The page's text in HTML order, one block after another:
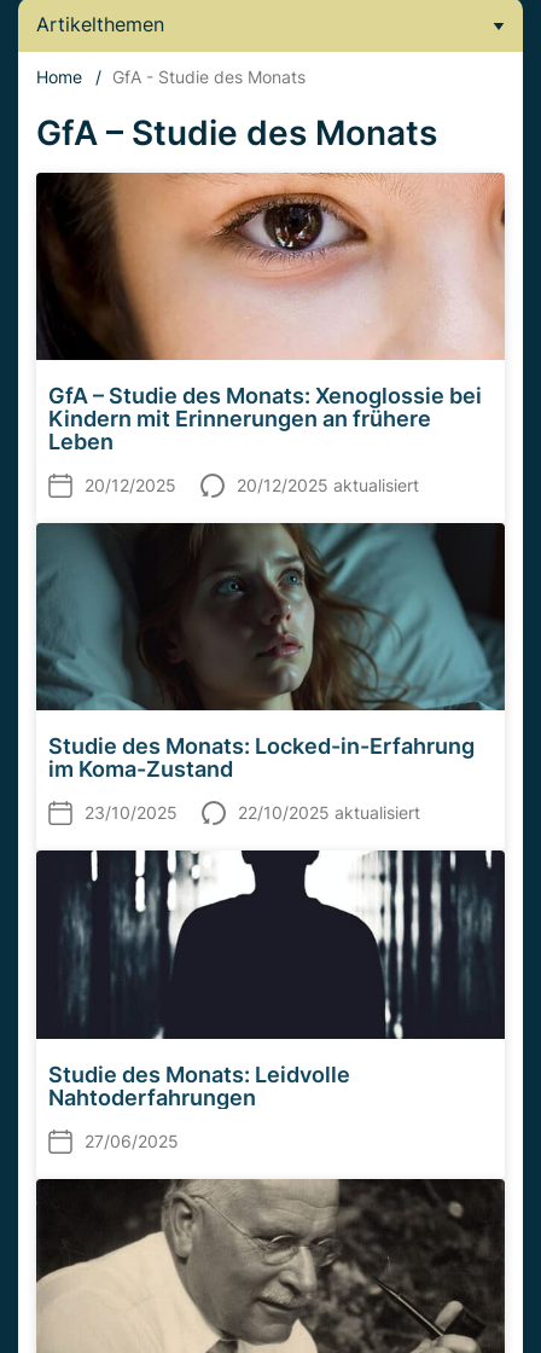
Artikelthemen
Home / GfA - Studie des Monats
GfA – Studie des Monats
GfA – Studie des Monats: Xenoglossie bei
Kindern mit Erinnerungen an frühere
Leben
20/12/2025 20/12/2025 aktualisiert
Studie des Monats: Locked-in-Erfahrung
im Koma-Zustand
23/10/2025 22/10/2025 aktualisiert
Studie des Monats: Leidvolle
Nahtoderfahrungen
27/06/2025